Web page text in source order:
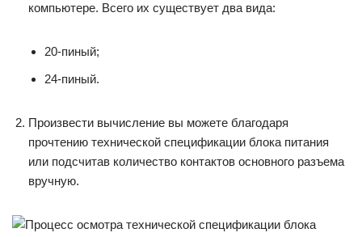
компьютере. Всего их существует два вида:
20-пиный;
24-пиный.
Произвести вычисление вы можете благодаря
прочтению технической спецификации блока питания
или подсчитав количество контактов основного разъема
вручную.